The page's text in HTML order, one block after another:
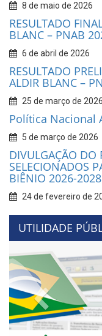
8 de maio de 2026
RESULTADO
BLANC – PNAB
6 de abril de 2026
RESULTADO
ALDIR BLANC –
25 de março de 2026
Política Nacional
5 de março de 2026
DIVULGAÇÃO DO
SELECIONADOS
BIÊNIO 2026-2028
24 de fevereiro de
UTILIDADE
Previous